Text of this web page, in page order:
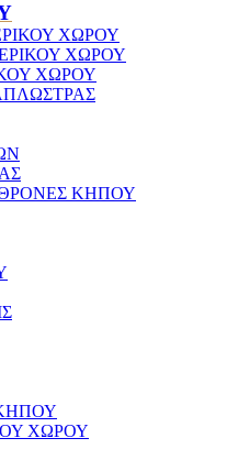
ΧΩΡΟΥ
ΧΩΡΟΥ
ΧΩΡΟΥ
ΚΗΠΟΥ
ΧΩΡΟΥ